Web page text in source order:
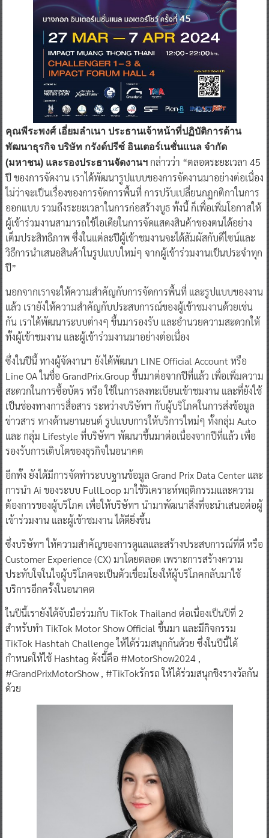
คุณพีระพงศ์ เอี่ยมลำเนา ประธานเจ้าหน้าที่ปฏิบัติการด้าน
พัฒนาธุรกิจ บริษัท กรังด์ปรีซ์ อินเตอร์เนชั่นแนล จำกัด
(มหาชน) และรองประธานจัดงานฯกล่าวว่า “ตลอดระยะเวลา 45
ปี ของการจัดงาน เราได้พัฒนารูปแบบของการจัดงานมาอย่างต่อเนื่อง
ไม่ว่าจะเป็นเรื่องของการจัดการพื้นที่ การปรับเปลี่ยนกฏกติกาในการ
ออกแบบ รวมถึงระยะเวลาในการก่อสร้างบูธ ทั้งนี้ ก็เพื่อเพิ่มโอกาสให้
ผู้เข้าร่วมงานสามารถใช้ไอเดียในการจัดแสดงสินค้าของตนได้อย่าง
เต็มประสิทธิภาพ ซึ่งในแต่ละปีผู้เข้าชมงานจะได้สัมผัสกับดีไซน์และ
วิธีการนำเสนอสินค้าในรูปแบบใหม่ๆ จากผู้เข้าร่วมงานเป็นประจำทุก
ปี”
นอกจากเราจะให้ความสำคัญกับการจัดการพื้นที่ และรูปแบบของงาน
แล้ว เรายังให้ความสำคัญกับประสบการณ์ของผู้เข้าชมงานด้วยเช่น
กัน เราได้พัฒนาระบบต่างๆ ขึ้นมารองรับ และอำนวยความสะดวกให้
ทั้งผู้เข้าชมงาน และผู้เข้าร่วมงานมาอย่างต่อเนื่อง
ซึ่งในปีนี้ ทางผู้จัดงานฯ ยังได้พัฒนา LINE Official Account หรือ
Line OA ในชื่อ GrandPrix.Group ขึ้นมาต่อจากปีที่แล้ว เพื่อเพิ่มความ
สะดวกในการซื้อบัตร หรือ ใช้ในการลงทะเบียนเข้าชมงาน และที่ยังใช้
เป็นช่องทางการสื่อสาร ระหว่างบริษัทฯ กับผู้บริโภคในการส่งข้อมูล
ข่าวสาร ทางด้านยานยนต์ รูปแบบการให้บริการใหม่ๆ ทั้งกลุ่ม Auto
และ กลุ่ม Lifestyle ที่บริษัทฯ พัฒนาขึ้นมาต่อเนื่องจากปีที่แล้ว เพื่อ
รองรับการเติบโตของธุรกิจในอนาคต
อีกทั้ง ยังได้มีการจัดทำระบบฐานข้อมูล Grand Prix Data Center และ
การนำ Ai ของระบบ FullLoop มาใช้วิเคราะห์พฤติกรรมและความ
ต้องการของผู้บริโภค เพื่อให้บริษัทฯ นำมาพัฒนาสิ่งที่จะนำเสนอต่อผู้
เข้าร่วมงาน และผู้เข้าชมงาน ได้ดียิ่งขึ้น
ซึ่งบริษัทฯ ให้ความสำคัญของการดูแลและสร้างประสบการณ์ที่ดี หรือ
Customer Experience (CX) มาโดยตลอด เพราะการสร้างความ
ประทับใจในใจผู้บริโภคจะเป็นตัวเชื่อมโยงให้ผู้บริโภคกลับมาใช้
บริการอีกครั้งในอนาคต
ในปีนี้เรายังได้จับมือร่วมกับ TikTok Thailand ต่อเนื่องเป็นปีที่ 2
สำหรับทำ TikTok Motor Show Official ขึ้นมา และมีกิจกรรม
TikTok Hashtah Challenge ให้ได้ร่วมสนุกกันด้วย ซึ่งในปีนี้ได้
กำหนดให้ใช้ Hashtag ดังนี้คือ #MotorShow2024 ,
#GrandPrixMotorShow , #TikTokรักรถ ให้ได้ร่วมสนุกชิงรางวัลกัน
ด้วย